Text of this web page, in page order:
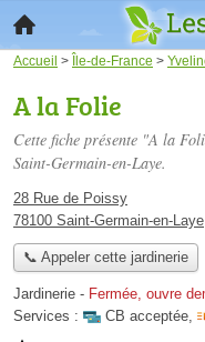
Accueil > Île-de-France >
A la Folie
Cette fiche présente "A la
Saint-Germain-en-Laye.
28 Rue de Poissy
78100 Saint-Germain-en-Laye
📞 Appeler cette jardinerie
Jardinerie - Fermée, ouvre
Services :
CB acceptée,